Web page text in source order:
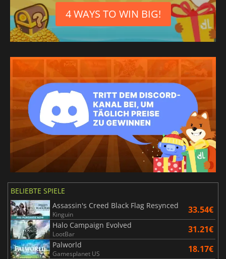
4 WAYS TO WIN BIG!
BELIEBTE SPIELE
Assassin's Creed Black Flag Resynced
Kinguin 33.54€
Halo Campaign Evolved
LootBar 31.21€
Palworld
Gamesplanet US 18.17€